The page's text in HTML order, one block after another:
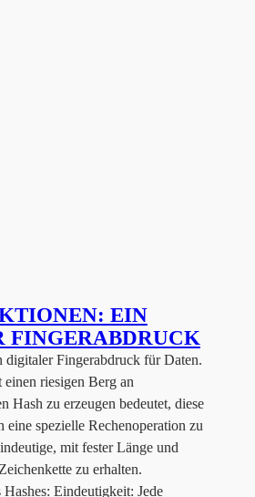
EIN
FINGERABDRUCK
digitaler Fingerabdruck für Daten.
einen riesigen Berg an
Hash zu erzeugen bedeutet, diese
eine spezielle Rechenoperation zu
mit fester Länge und
zu erhalten.
Hashes: Eindeutigkeit: Jede